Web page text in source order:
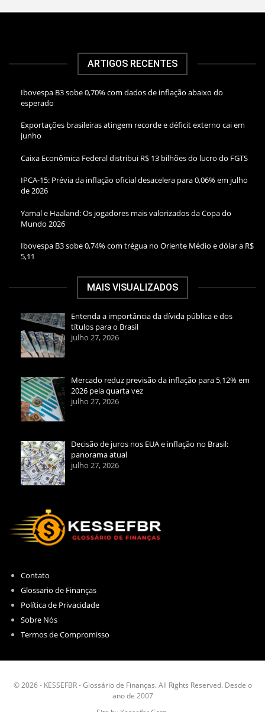
ARTIGOS RECENTES
Ibovespa B3 sobe 0,70% com dados de inflação abaixo do
esperado
Exportações brasileiras atingem recorde e déficit externo cai em
junho
Caixa Econômica Federal distribui R$ 13 bilhões do lucro do FGTS
IPCA-15: Prévia da inflação oficial desacelera para 0,06% em julho
de 2026
Yamal e Haaland: Os jogadores mais valorizados da Copa do
Mundo 2026
Ibovespa B3 sobe 0,74% com trégua no Oriente Médio e dólar a R$
5,11
MAIS VISUALIZADOS
Entenda a importância da dívida pública e dos
títulos para o Brasil
julho 27, 2026
Mercado reduz previsão da inflação para 5,12% em
2026 pela quarta vez
julho 27, 2026
Decisão de juros nos EUA e inflação no Brasil:
panorama atual
julho 27, 2026
Contato
Glossario de Finanças
Política de Privacidade
Sobre Nós
Termos de Compromisso
© 2026 - KESSEFBR - Glossário de Finanças. All Rights Reserved. Desde o
ano de 2007